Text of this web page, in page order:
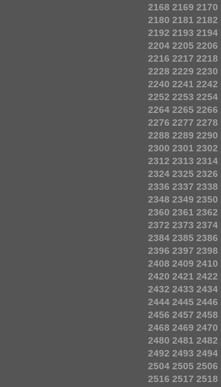
2168 2169 2170
2180 2181 2182
2192 2193 2194
2204 2205 2206
2216 2217 2218
2228 2229 2230
2240 2241 2242
2252 2253 2254
2264 2265 2266
2276 2277 2278
2288 2289 2290
2300 2301 2302
2312 2313 2314
2324 2325 2326
2336 2337 2338
2348 2349 2350
2360 2361 2362
2372 2373 2374
2384 2385 2386
2396 2397 2398
2408 2409 2410
2420 2421 2422
2432 2433 2434
2444 2445 2446
2456 2457 2458
2468 2469 2470
2480 2481 2482
2492 2493 2494
2504 2505 2506
2516 2517 2518